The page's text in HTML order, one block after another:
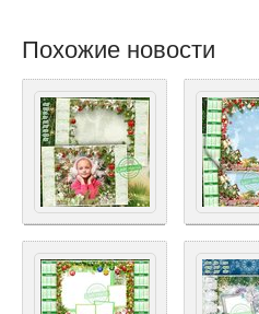
Похожие новости